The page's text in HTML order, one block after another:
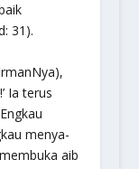
31).
Ia terus
menya-
aib